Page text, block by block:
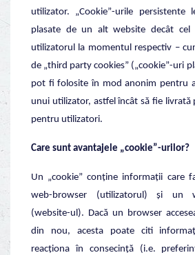
utilizator. „Cookie”-urile
plasate de un alt website decât cel
utilizatorul la momentul respectiv –
de „third party cookies” („cookie”-uri
pot fi folosite în mod anonim pentru
unui utilizator, astfel încât să fie livrată
pentru utilizatori.
Care sunt avantajele „cookie”-urilor?
Un „cookie” conține informații care
web-browser (utilizatorul) și un
(website-ul). Dacă un browser
din nou, acesta poate citi
reacționa în consecință (i.e.